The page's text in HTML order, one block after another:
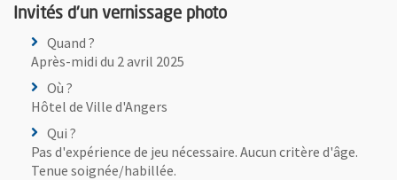
Invités d'un vernissage photo
Quand ?
Après-midi du 2 avril 2025
Où ?
Hôtel de Ville d'Angers
Qui ?
Pas d'expérience de jeu nécessaire. Aucun critère d'âge.
Tenue soignée/habillée.